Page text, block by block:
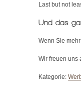
Last but not
Und das
Wenn Sie
Wir freuen uns
Kategorie: